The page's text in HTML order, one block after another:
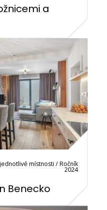
a
místnosti / Ročník
2024
Benecko